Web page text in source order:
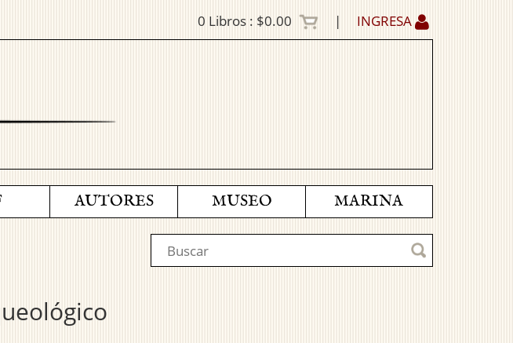
0 Libros : $0.00 | INGRESA
AUTORES MUSEO MARINA